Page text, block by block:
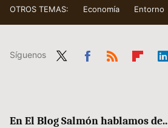
OTROS TEMAS: Economía Entorno
Síguenos
En El Blog Salmón hablamos